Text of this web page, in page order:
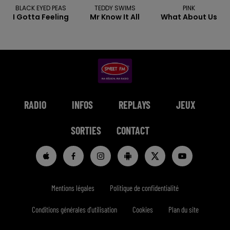
BLACK EYED PEAS
I Gotta Feeling
TEDDY SWIMS
Mr Know It All
PINK
What About Us
RADIO INFOS REPLAYS JEUX
SORTIES CONTACT
Mentions légales Politique de confidentialité
Conditions générales d'utilisation Cookies Plan du site